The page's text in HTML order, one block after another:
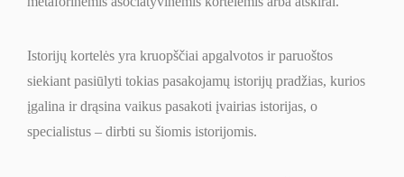
Istorijų kortelės yra kruopščiai apgalvotos ir paruoštos
siekiant pasiūlyti tokias pasakojamų istorijų pradžias, kurios
įgalina ir drąsina vaikus pasakoti įvairias istorijas, o
specialistus – dirbti su šiomis istorijomis.